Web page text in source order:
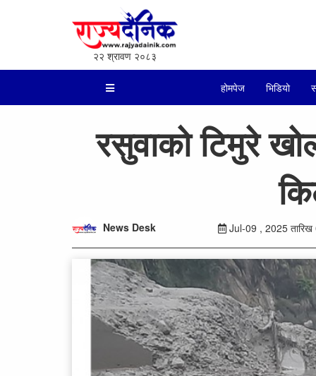
२२ श्रावण २०८३
होमपेज भिडियो
रसुवाको टिमुरे
News Desk Jul-09 , 2025